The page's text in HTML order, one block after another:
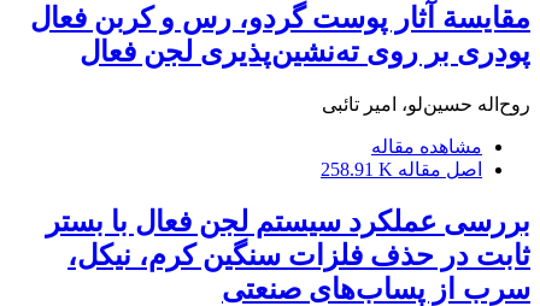
مقایسة آثار پوست گردو، رس و کربن فعال
پودری بر روی ته‌نشین‌پذیری لجن‌ فعال
روح‌اله حسین‌لو، امیر تائبی
مشاهده مقاله
اصل مقاله 258.91 K
بررسی عملکرد سیستم لجن فعال با بستر
ثابت در حذف فلزات سنگین کرم، نیکل،
سرب از پساب‌های صنعتی